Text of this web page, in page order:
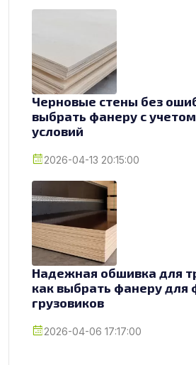
Черновые стены без
выбрать фанеру с
условий
2026-04-13 20:15:00
Надежная обшивка для
как выбрать фанеру для
грузовиков
2026-04-06 17:17:00